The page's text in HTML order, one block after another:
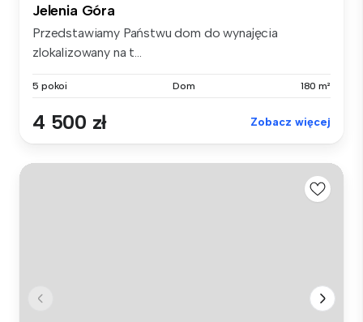
Jelenia Góra
Przedstawiamy Państwu dom do wynajęcia
zlokalizowany na t...
5 pokoi Dom 180 m²
4 500 zł Zobacz więcej